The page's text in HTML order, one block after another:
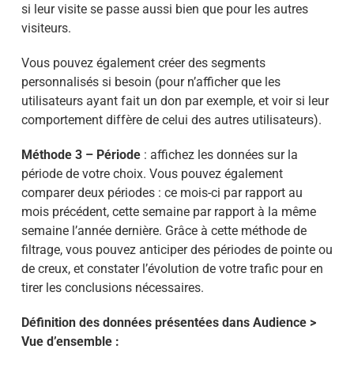
si leur visite se passe aussi bien que pour les autres
visiteurs.
Vous pouvez également créer des segments
personnalisés si besoin (pour n’afficher que les
utilisateurs ayant fait un don par exemple, et voir si leur
comportement diffère de celui des autres utilisateurs).
Méthode 3 – Période: affichez les données sur la
période de votre choix. Vous pouvez également
comparer deux périodes : ce mois-ci par rapport au
mois précédent, cette semaine par rapport à la même
semaine l’année dernière. Grâce à cette méthode de
filtrage, vous pouvez anticiper des périodes de pointe ou
de creux, et constater l’évolution de votre trafic pour en
tirer les conclusions nécessaires.
Définition des données présentées dans Audience >
Vue d’ensemble :